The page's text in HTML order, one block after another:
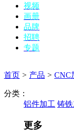
视频
画册
品牌
招聘
专题
首页 > 产品 > CNC
分类：
铝件加工 铸
更多